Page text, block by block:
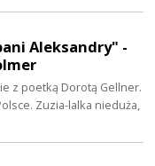
Aleksandry" -
z poetką Dorotą Gellner.
Zuzia-lalka nieduża,